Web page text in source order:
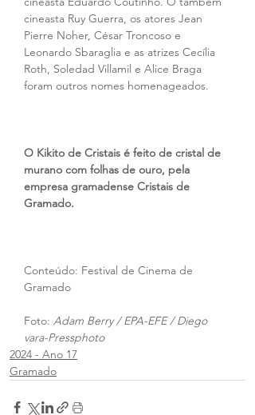
cineasta Ruy Guerra, os atores Jean
Pierre Noher, César Troncoso e
Leonardo Sbaraglia e as atrizes Cecília
Roth, Soledad Villamil e Alice Braga
foram outros nomes homenageados.
O Kikito de Cristais é feito de cristal de
murano com folhas de ouro, pela
empresa gramadense Cristais de
Gramado.
Conteúdo: Festival de Cinema de
Gramado
Foto: Adam Berry / EPA-EFE / Diego
vara-Pressphoto
2024 - Ano 17
Gramado